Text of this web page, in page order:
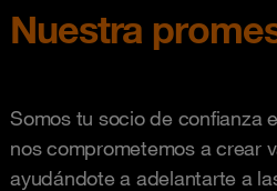
Nuestra
Somos tu socio de confianza
nos comprometemos a crear
ayudándote a adelantarte a